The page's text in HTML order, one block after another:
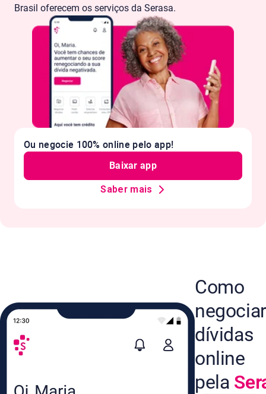
Brasil oferecem os serviços da Serasa.
Ou negocie 100% online pelo app!
Baixar app
Saber mais
Como
negociar
dívidas
online
pela